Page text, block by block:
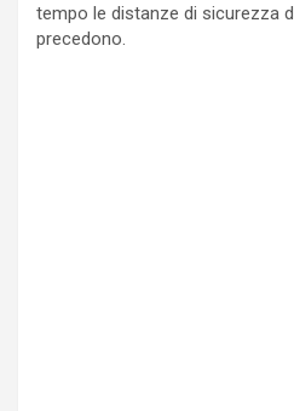
tempo le distanze di sicurezza
precedono.